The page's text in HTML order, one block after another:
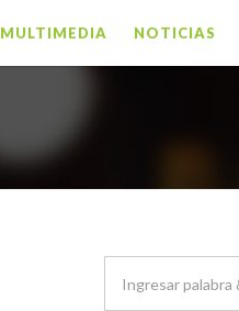
MULTIMEDIA NOTICIAS